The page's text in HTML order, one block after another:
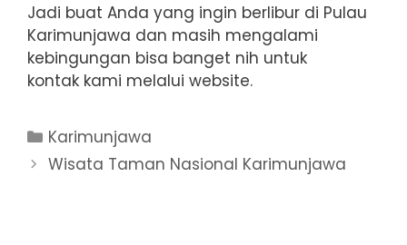
Jadi buat Anda yang ingin berlibur di Pulau
Karimunjawa dan masih mengalami
kebingungan bisa banget nih untuk
kontak kami melalui website.
Categories
Karimunjawa
Wisata Taman Nasional Karimunjawa